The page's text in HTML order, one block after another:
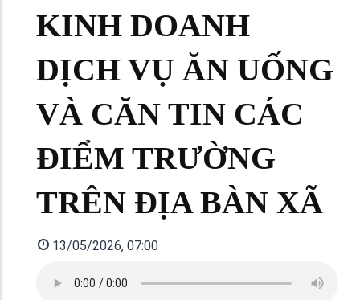
KINH DOANH
DỊCH VỤ ĂN UỐNG
VÀ CĂN TIN CÁC
ĐIỂM TRƯỜNG
TRÊN ĐỊA BÀN XÃ
13/05/2026, 07:00